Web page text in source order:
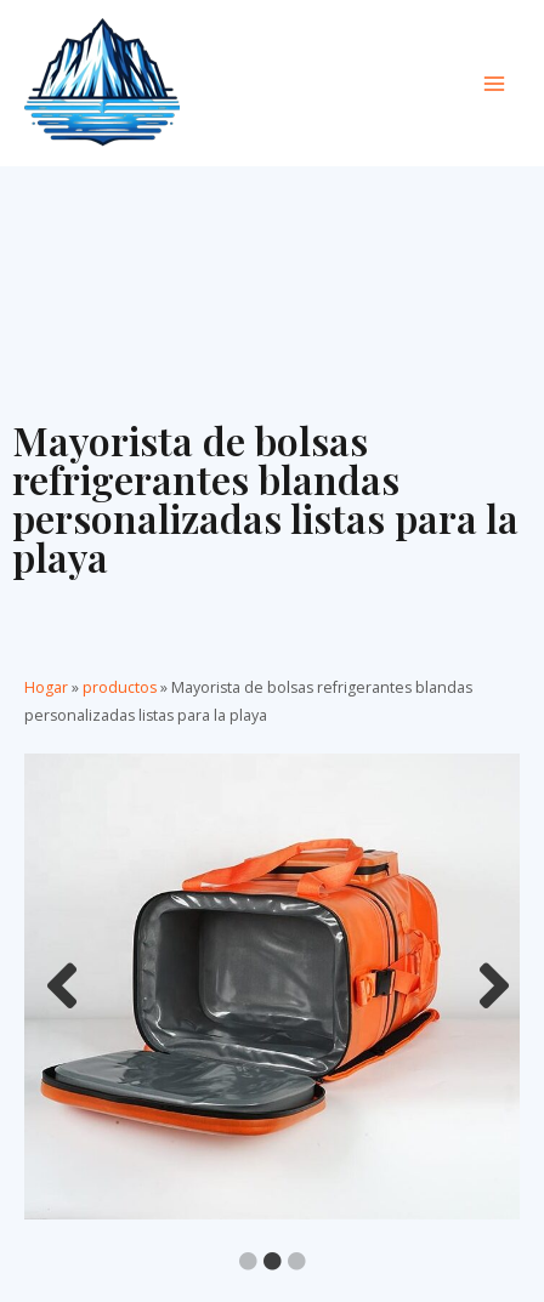
contenido
Mayorista de bolsas
refrigerantes blandas
personalizadas listas para la
playa
Hogar»productos» Mayorista de bolsas refrigerantes blandas
personalizadas listas para la playa